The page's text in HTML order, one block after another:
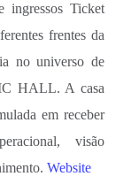
Ticket
frentes da
no universo de
HALL. A casa
em receber
visão
Website